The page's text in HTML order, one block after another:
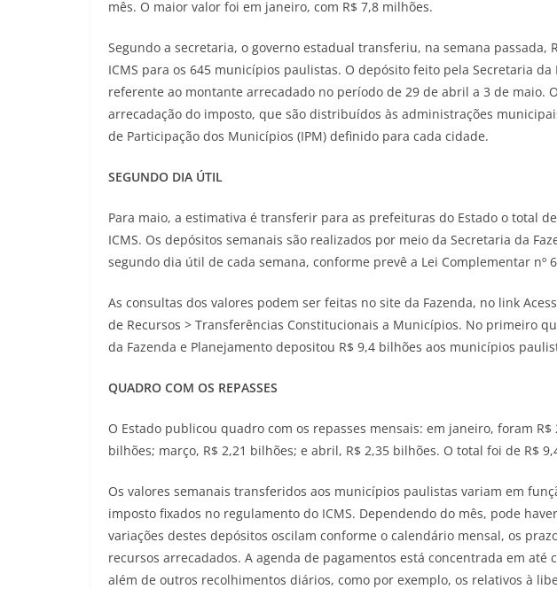
mês. O maior valor foi em janeiro, com R$ 7,8 milhões.
Segundo a secretaria, o governo estadual transferiu, na semana passada,
ICMS para os 645 municípios paulistas. O depósito feito pela Secretaria da
referente ao montante arrecadado no período de 29 de abril a 3 de maio.
arrecadação do imposto, que são distribuídos às administrações
de Participação dos Municípios (IPM) definido para cada cidade.
SEGUNDO DIA ÚTIL
Para maio, a estimativa é transferir para as prefeituras do Estado o total
ICMS. Os depósitos semanais são realizados por meio da Secretaria da
segundo dia útil de cada semana, conforme prevê a Lei Complementar nº
As consultas dos valores podem ser feitas no site da Fazenda, no link
de Recursos > Transferências Constitucionais a Municípios. No primeiro
da Fazenda e Planejamento depositou R$ 9,4 bilhões aos municípios
QUADRO COM OS REPASSES
O Estado publicou quadro com os repasses mensais: em janeiro, foram
bilhões; março, R$ 2,21 bilhões; e abril, R$ 2,35 bilhões. O total foi de R$
Os valores semanais transferidos aos municípios paulistas variam em
imposto fixados no regulamento do ICMS. Dependendo do mês, pode
variações destes depósitos oscilam conforme o calendário mensal, os
recursos arrecadados. A agenda de pagamentos está concentrada em até
além de outros recolhimentos diários, como por exemplo, os relativos à